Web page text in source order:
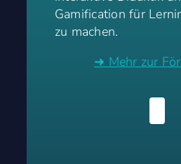
Gamification für
zu machen.
➜ Mehr zur